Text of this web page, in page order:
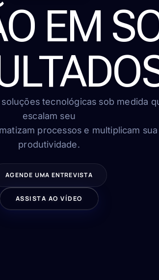
EM
tecnológicas sob medida
escalam seu
processos e multiplicam sua
produtividade.
AGENDE UMA ENTREVISTA
ASSISTA AO VÍDEO